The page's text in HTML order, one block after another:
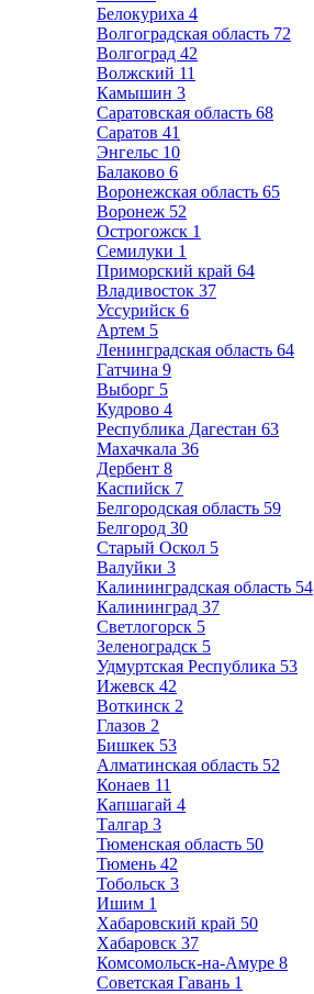
Белокуриха 4
Волгоградская область 72
Волгоград 42
Волжский 11
Камышин 3
Саратовская область 68
Саратов 41
Энгельс 10
Балаково 6
Воронежская область 65
Воронеж 52
Острогожск 1
Семилуки 1
Приморский край 64
Владивосток 37
Уссурийск 6
Артем 5
Ленинградская область 64
Гатчина 9
Выборг 5
Кудрово 4
Республика Дагестан 63
Махачкала 36
Дербент 8
Каспийск 7
Белгородская область 59
Белгород 30
Старый Оскол 5
Валуйки 3
Калининградская область 54
Калининград 37
Светлогорск 5
Зеленоградск 5
Удмуртская Республика 53
Ижевск 42
Воткинск 2
Глазов 2
Бишкек 53
Алматинская область 52
Конаев 11
Капшагай 4
Талгар 3
Тюменская область 50
Тюмень 42
Тобольск 3
Ишим 1
Хабаровский край 50
Хабаровск 37
Комсомольск-на-Амуре 8
Советская Гавань 1